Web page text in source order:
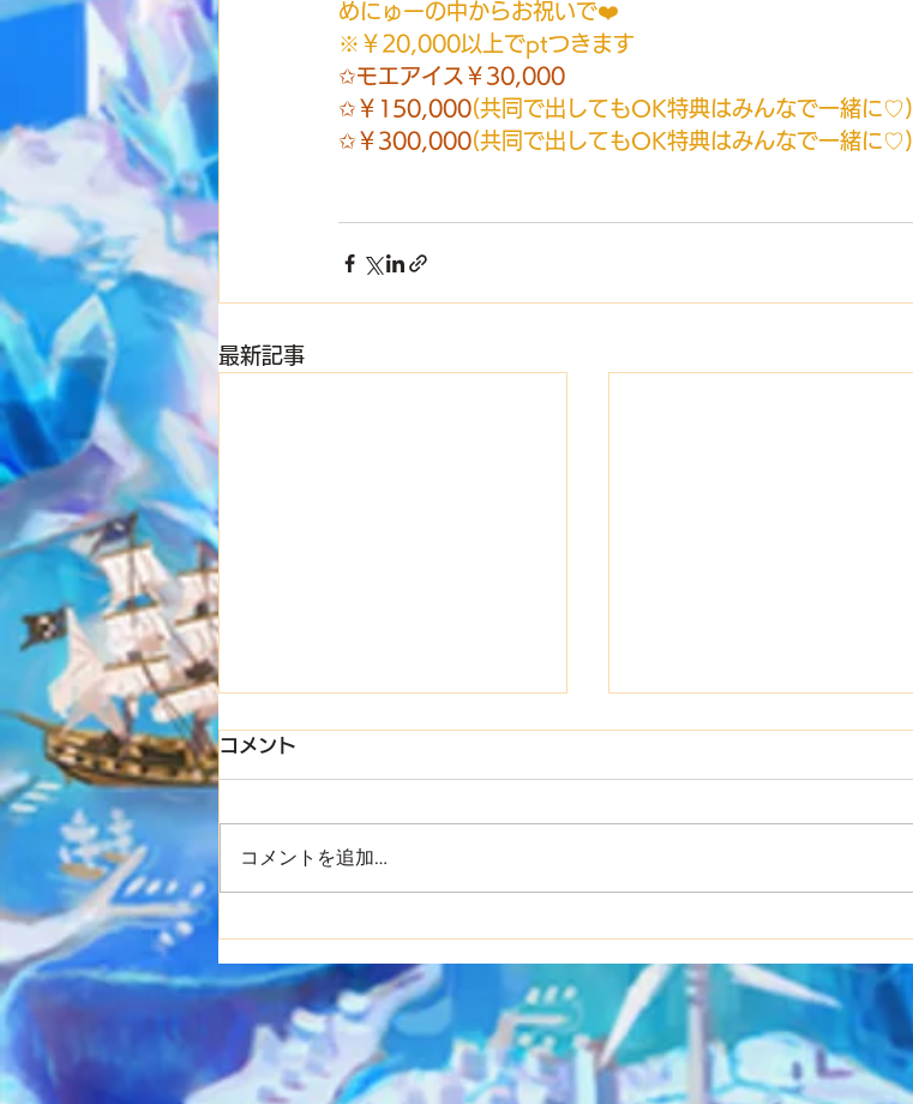
めにゅーの中からお祝いで❤️
※￥20,000以上でptつきます
✩モエアイス￥30,000
✩￥150,000(共同で出してもOK特典はみんなで一緒に♡)
✩￥300,000(共同で出してもOK特典はみんなで一緒に♡)
最新記事
8/31(月) ぎん主催プチイベ
ント
8/28(金) はゆ周年&くぅバ
ースデーイベント
コメント
コメントを追加…